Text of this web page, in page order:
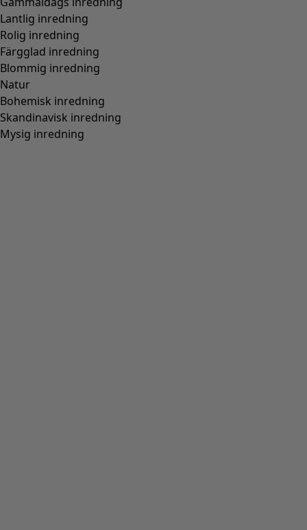
Lantlig inredning
Rolig inredning
Färgglad inredning
Blommig inredning
Natur
Bohemisk inredning
Skandinavisk inredning
Mysig inredning